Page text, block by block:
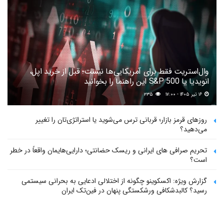
وال‌استریت فقط برای آمریکایی‌ها نیست؛ قبل از خرید اپل،
انویدیا یا S&P 500 این راهنما را بخوانید
۲۳۵
روزهای قرمز بازار؛ قربانی ترس می‌شوید یا استراتژی‌تان را تغییر
می‌دهید؟
تحریم صرافی های ایرانی و ریسک حضانتی؛ دارایی‌هایمان واقعاً در خطر
است؟
گزارش ویژه: اکسکوینو چگونه از اختلالی ادعایی به بحرانی سیستمی
رسید؟ کالبدشکافی ورشکستگی پنهان در فین‌تک ایران